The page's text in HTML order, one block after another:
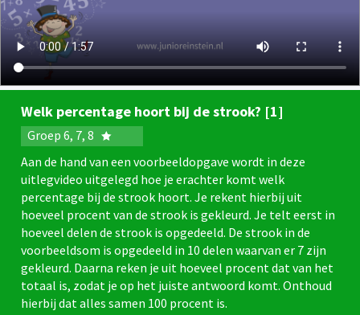
Welk percentage hoort bij de strook? [1]
Groep 6, 7, 8
Aan de hand van een voorbeeldopgave wordt in deze
uitlegvideo uitgelegd hoe je erachter komt welk
percentage bij de strook hoort. Je rekent hierbij uit
hoeveel procent van de strook is gekleurd. Je telt eerst in
hoeveel delen de strook is opgedeeld. De strook in de
voorbeeldsom is opgedeeld in 10 delen waarvan er 7 zijn
gekleurd. Daarna reken je uit hoeveel procent dat van het
totaal is, zodat je op het juiste antwoord komt. Onthoud
hierbij dat alles samen 100 procent is.